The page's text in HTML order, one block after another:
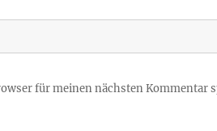
für meinen nächsten Kommentar